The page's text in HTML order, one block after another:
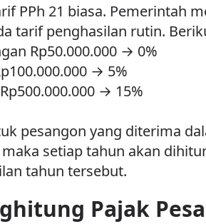
PPh 21 biasa. Pemerintah
tarif penghasilan rutin.
Rp50.000.000 → 0%
→ 5%
→ 15%
pesangon yang diterima
setiap tahun akan
tahun tersebut.
Pajak